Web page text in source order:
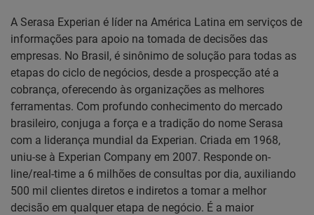
A Serasa Experian é líder na América Latina em serviços de
informações para apoio na tomada de decisões das
empresas. No Brasil, é sinônimo de solução para todas as
etapas do ciclo de negócios, desde a prospecção até a
cobrança, oferecendo às organizações as melhores
ferramentas. Com profundo conhecimento do mercado
brasileiro, conjuga a força e a tradição do nome Serasa
com a liderança mundial da Experian. Criada em 1968,
uniu-se à Experian Company em 2007. Responde on-
line/real-time a 6 milhões de consultas por dia, auxiliando
500 mil clientes diretos e indiretos a tomar a melhor
decisão em qualquer etapa de negócio. É a maior